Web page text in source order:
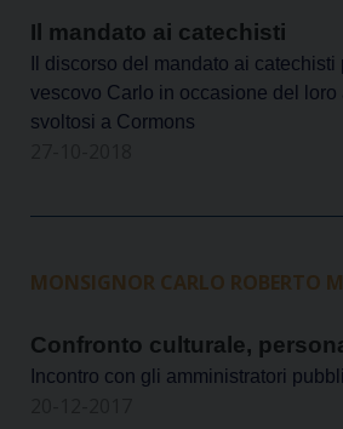
Il mandato ai catechisti
Il discorso del mandato ai catechisti
vescovo Carlo in occasione del
svoltosi a Cormons
MONSIGNOR CARLO ROBERTO
Confronto culturale,
Incontro con gli amministratori